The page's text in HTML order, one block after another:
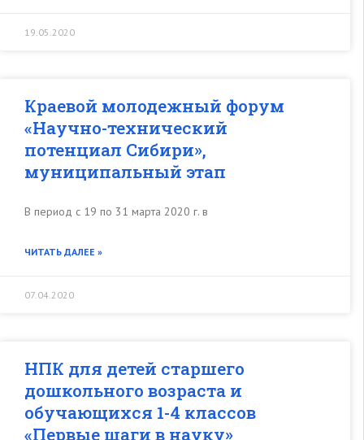
19.05.2020
Краевой молодежный форум
«Научно-технический
потенциал Сибири»,
муниципальный этап
В период с 19 по 31 марта 2020 г. в
ЧИТАТЬ ДАЛЕЕ »
07.04.2020
НПК для детей старшего
дошкольного возраста и
обучающихся 1-4 классов
«Первые шаги в науку»